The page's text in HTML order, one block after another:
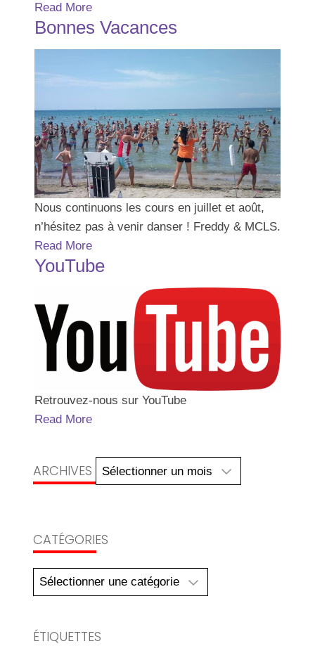
Read More
Bonnes Vacances
Nous continuons les cours en juillet et août,
n’hésitez pas à venir danser ! Freddy & MCLS.
Read More
YouTube
Retrouvez-nous sur YouTube
Read More
ARCHIVES
Archives
CATÉGORIES
Catégories
ÉTIQUETTES